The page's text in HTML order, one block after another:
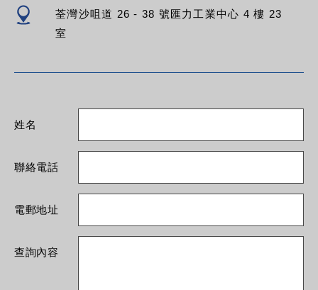
荃灣沙咀道 26 - 38 號匯力工業中心 4 樓 23
室
姓名
聯絡電話
電郵地址
查詢內容